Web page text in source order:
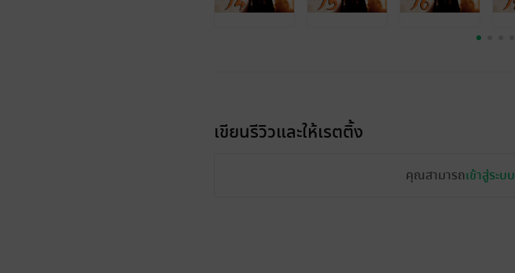
เขียนรีวิวและให้เรตติ้ง
คุณสามารถเข้าสู่ระบบ